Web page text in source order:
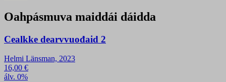
Oahpásmuva maiddái dáidda
Cealkke dearvvuođaid 2
Helmi Länsman, 2023
16,00 €
álv. 0%